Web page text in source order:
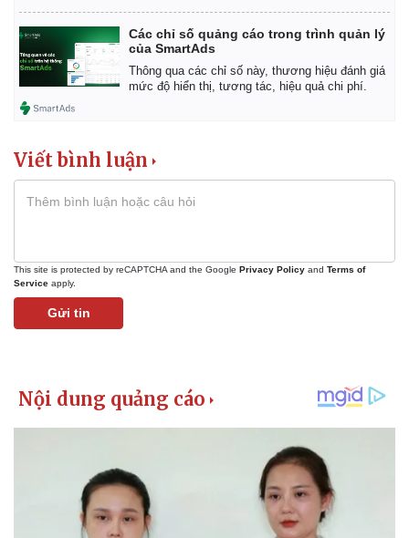
Các chỉ số quảng cáo trong trình quản lý
của SmartAds
Thông qua các chỉ số này, thương hiệu đánh giá
mức độ hiển thị, tương tác, hiệu quả chi phí.
Viết bình luận
This site is protected by reCAPTCHA and the Google Privacy Policy and Terms of
Service apply.
Gửi tin